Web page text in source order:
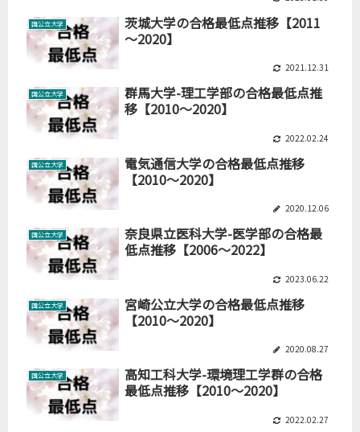
国公立大学
茨城大学の合格最低点推移【2011
～2020】
2021.12.31
国公立大学
群馬大学-理工学部の合格最低点推
移【2010～2020】
2022.02.24
国公立大学
電気通信大学の合格最低点推移
【2010～2020】
2020.12.06
国公立大学
奈良県立医科大学-医学部の合格最
低点推移【2006～2022】
2023.06.22
国公立大学
宮崎公立大学の合格最低点推移
【2010～2020】
2020.08.27
国公立大学
高知工科大学-環境理工学群の合格
最低点推移【2010～2020】
2022.02.27